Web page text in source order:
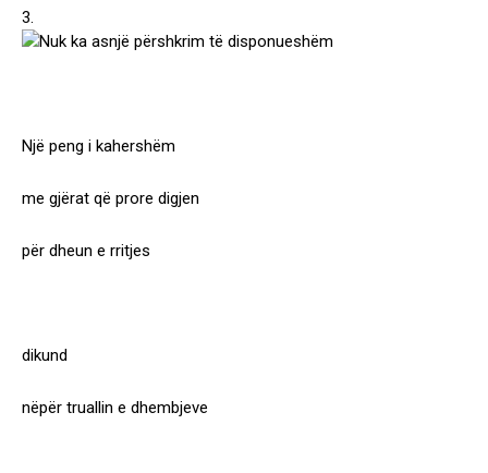
3.
Një peng i kahershëm
me gjërat që prore digjen
për dheun e rritjes
dikund
nëpër truallin e dhembjeve